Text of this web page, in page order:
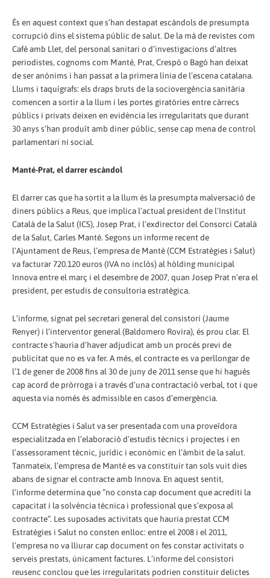
És en aquest context que s’han destapat escàndols de presumpta
corrupció dins el sistema públic de salut. De la mà de revistes com
Cafè amb Llet, del personal sanitari o d’investigacions d’altres
periodistes, cognoms com Manté, Prat, Crespó o Bagó han deixat
de ser anònims i han passat a la primera línia de l’escena catalana.
Llums i taquígrafs: els draps bruts de la sociovergència sanitària
comencen a sortir a la llum i les portes giratòries entre càrrecs
públics i privats deixen en evidència les irregularitats que durant
30 anys s’han produït amb diner públic, sense cap mena de control
parlamentari ni social.
Manté-Prat, el darrer escàndol
El darrer cas que ha sortit a la llum és la presumpta malversació de
diners públics a Reus, que implica l’actual president de l’Institut
Català de la Salut (ICS), Josep Prat, i l’exdirector del Consorci Català
de la Salut, Carles Manté. Segons un informe recent de
l’Ajuntament de Reus, l’empresa de Manté (CCM Estratègies i Salut)
va facturar 720.120 euros (IVA no inclòs) al hòlding municipal
Innova entre el març i el desembre de 2007, quan Josep Prat n’era el
president, per estudis de consultoria estratègica.
L’informe, signat pel secretari general del consistori (Jaume
Renyer) i l’interventor general (Baldomero Rovira), és prou clar. El
contracte s’hauria d’haver adjudicat amb un procés previ de
publicitat que no es va fer. A més, el contracte es va perllongar de
l’1 de gener de 2008 fins al 30 de juny de 2011 sense que hi hagués
cap acord de pròrroga i a través d’una contractació verbal, tot i que
aquesta via només és admissible en casos d’emergència.
CCM Estratègies i Salut va ser presentada com una proveïdora
especialitzada en l’elaboració d’estudis tècnics i projectes i en
l’assessorament tècnic, jurídic i econòmic en l’àmbit de la salut.
Tanmateix, l’empresa de Manté es va constituir tan sols vuit dies
abans de signar el contracte amb Innova. En aquest sentit,
l’informe determina que “no consta cap document que acrediti la
capacitat i la solvència tècnica i professional que s’exposa al
contracte”. Les suposades activitats que hauria prestat CCM
Estratègies i Salut no consten enlloc: entre el 2008 i el 2011,
l’empresa no va lliurar cap document on fes constar activitats o
serveis prestats, únicament factures. L’informe del consistori
reusenc conclou que les irregularitats podrien constituir delictes